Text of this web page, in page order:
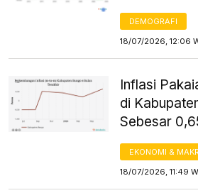
DEMOGRAFI
18/07/2026, 12:06
Inflasi
di
Sebesar
EKONOMI &
18/07/2026, 11:49